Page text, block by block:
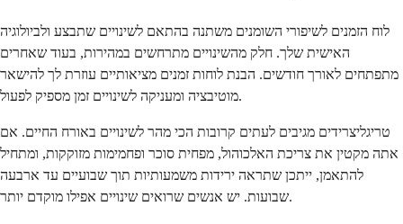
לוח הזמנים לשיפורי השומנים משתנה בהתאם לשינויים שתבצע ולביולוגיה
האישית שלך. חלק מהשינויים מתרחשים במהירות, בעוד שאחרים
מתפתחים לאורך חודשים. הבנת לוחות זמנים מציאותיים עוזרת לך להישאר
מוטיבציה ומעניקה לשינויים זמן מספיק לפעול.
טריגליצרידים מגיבים לעתים קרובות הכי מהר לשינויים באורח החיים. אם
אתה מקטין את צריכת האלכוהול, מפחית סוכר ופחמימות מזוקקות, ומתחיל
להתאמן, ייתכן שתראה ירידות משמעותיות תוך שבועיים עד ארבעה
שבועות. יש אנשים שרואים שינויים אפילו מוקדם יותר.